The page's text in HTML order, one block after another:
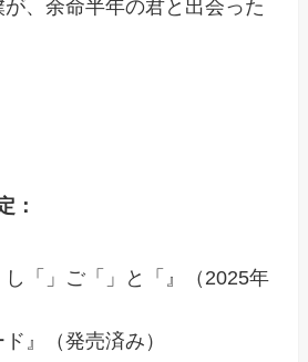
が、余命半年の君と出会った
：
し「」ご「」と「』（2025年
ド』（発売済み）